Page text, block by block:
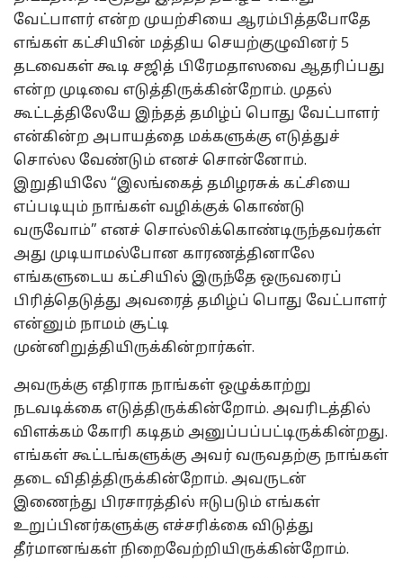
வேட்பாளர் என்ற முயற்சியை ஆரம்பித்தபோதே
எங்கள் கட்சியின் மத்திய செயற்குழுவினர் 5
தடவைகள் கூடி சஜித் பிரேமதாஸவை ஆதரிப்பது
என்ற முடிவை எடுத்திருக்கின்றோம். முதல்
கூட்டத்திலேயே இந்தத் தமிழ்ப் பொது வேட்பாளர்
என்கின்ற அபாயத்தை மக்களுக்கு எடுத்துச்
சொல்ல வேண்டும் எனச் சொன்னோம்.
இறுதியிலே “இலங்கைத் தமிழரசுக் கட்சியை
எப்படியும் நாங்கள் வழிக்குக் கொண்டு
வருவோம்” எனச் சொல்லிக்கொண்டிருந்தவர்கள்
அது முடியாமல்போன காரணத்தினாலே
எங்களுடைய கட்சியில் இருந்தே ஒருவரைப்
பிரித்தெடுத்து அவரைத் தமிழ்ப் பொது வேட்பாளர்
என்னும் நாமம் சூட்டி
முன்னிறுத்தியிருக்கின்றார்கள்.
அவருக்கு எதிராக நாங்கள் ஒழுக்காற்று
நடவடிக்கை எடுத்திருக்கின்றோம். அவரிடத்தில்
விளக்கம் கோரி கடிதம் அனுப்பப்பட்டிருக்கின்றது.
எங்கள் கூட்டங்களுக்கு அவர் வருவதற்கு நாங்கள்
தடை விதித்திருக்கின்றோம். அவருடன்
இணைந்து பிரசாரத்தில் ஈடுபடும் எங்கள்
உறுப்பினர்களுக்கு எச்சரிக்கை விடுத்து
தீர்மானங்கள் நிறைவேற்றியிருக்கின்றோம்.